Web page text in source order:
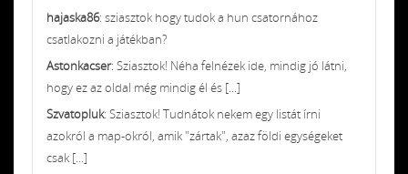
hajaska86: sziasztok hogy tudok a hun csatornához
csatlakozni a játékban?
Astonkacser: Sziasztok! Néha felnézek ide, mindig jó látni,
hogy ez az oldal még mindig él és [...]
Szvatopluk: Sziasztok! Tudnátok nekem egy listát írni
azokról a map-okról, amik "zártak", azaz földi egységeket
csak [...]